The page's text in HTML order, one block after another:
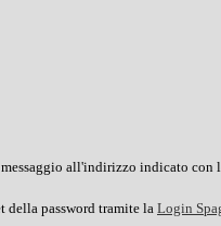
all'indirizzo indicato con
della password tramite la Login